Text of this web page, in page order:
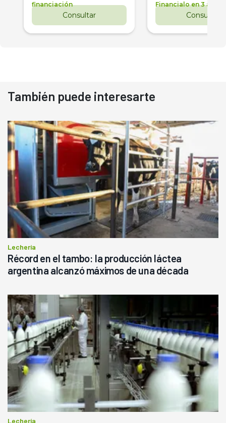
financiación
Consultar
Financialo en 3 años
Consultar
También puede interesarte
Lechería
Récord en el tambo: la producción láctea
argentina alcanzó máximos de una década
Lechería